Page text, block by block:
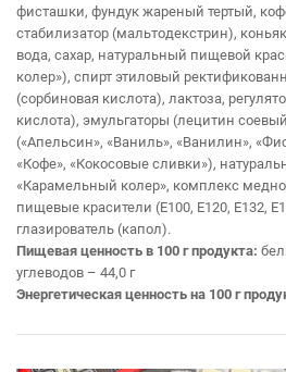
фисташки, фундук жареный тертый,
стабилизатор (мальтодекстрин),
вода, сахар, натуральный пищевой
колер»), спирт этиловый
(сорбиновая кислота), лактоза,
кислота), эмульгаторы (лецитин
(«Апельсин», «Ваниль», «Ванилин»,
«Кофе», «Кокосовые сливки»),
«Карамельный колер», комплекс
пищевые красители (Е100, Е120, Е132,
глазирователь (капол).
Пищевая ценность в 100 г продукта:
углеводов – 44,0 г
Энергетическая ценность на 100 г